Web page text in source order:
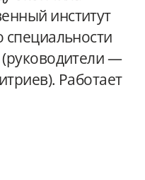
институт
специальности
(руководители —
Работает